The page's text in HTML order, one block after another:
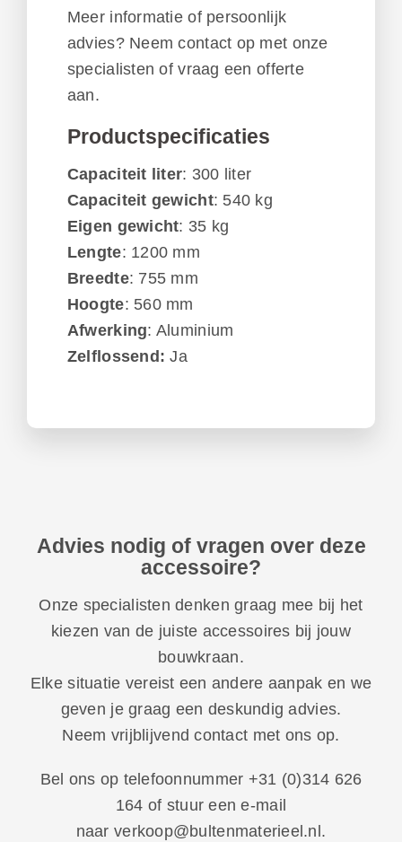
Meer informatie of persoonlijk
advies? Neem contact op met onze
specialisten of vraag een offerte
aan.
Productspecificaties
Capaciteit liter: 300 liter
Capaciteit gewicht: 540 kg
Eigen gewicht: 35 kg
Lengte: 1200 mm
Breedte: 755 mm
Hoogte: 560 mm
Afwerking: Aluminium
Zelflossend:Ja
Advies nodig of vragen over deze
accessoire?
Onze specialisten denken graag mee bij het
kiezen van de juiste accessoires bij jouw
bouwkraan.
Elke situatie vereist een andere aanpak en we
geven je graag een deskundig advies.
Neem vrijblijvend contact met ons op.
Bel ons op telefoonnummer +31 (0)314 626
164 of stuur een e-mail
naarverkoop@bultenmaterieel.nl .